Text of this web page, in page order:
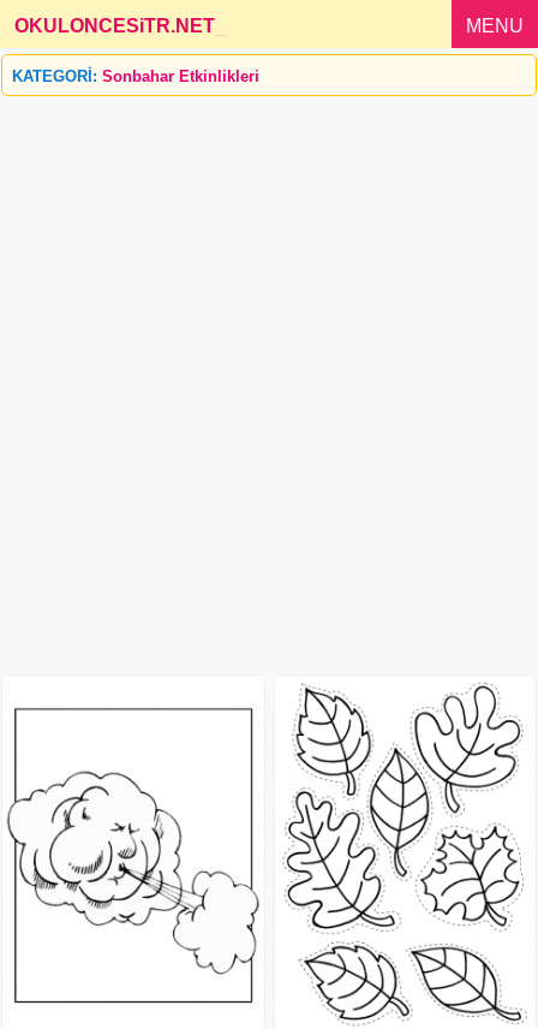
OKULONCESiTR.NET MENU
KATEGORİ: Sonbahar Etkinlikleri